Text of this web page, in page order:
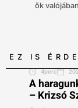
ők
EZ IS
4perc
A
– Krizsó